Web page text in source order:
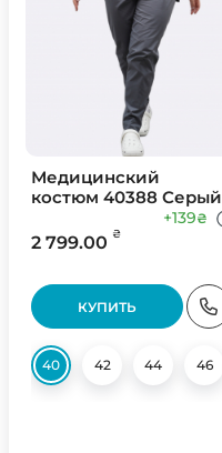
Медицинский
костюм 40388 Серый
2 799.00 ₴
+139₴
КУПИТЬ
40 42 44 46